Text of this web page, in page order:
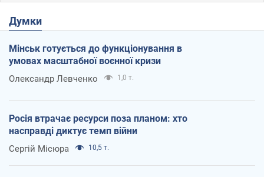
Думки
Мінськ готується до функціонування в
умовах масштабної воєнної кризи
Олександр Левченко 1,0 т.
Росія втрачає ресурси поза планом: хто
насправді диктує темп війни
Сергій Місюра 10,5 т.